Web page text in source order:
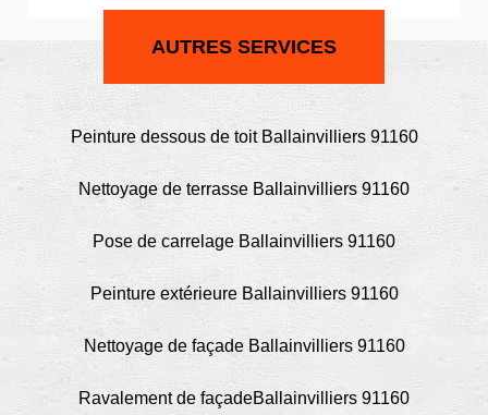
AUTRES SERVICES
Peinture dessous de toit Ballainvilliers 91160
Nettoyage de terrasse Ballainvilliers 91160
Pose de carrelage Ballainvilliers 91160
Peinture extérieure Ballainvilliers 91160
Nettoyage de façade Ballainvilliers 91160
Ravalement de façadeBallainvilliers 91160